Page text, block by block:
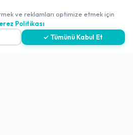
ve reklamları optimize etmek için
Politikası
✓ Tümünü Kabul Et
keşfedin!
✖